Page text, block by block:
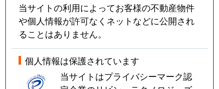
当サイトの利用によってお客様の不動産物件
や個人情報が許可なくネットなどに公開され
ることはありません。
個人情報は保護されています
当サイトはプライバシーマーク認